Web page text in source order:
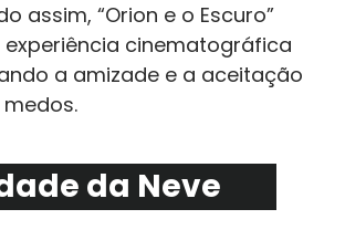
assim, “Orion e o Escuro”
cinematográfica
a amizade e a aceitação
da Neve